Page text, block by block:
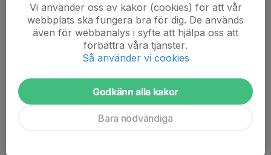
V6 15
V7 63
V8 15
V9 52
V11 45
V12 91
V13 04
Vi använder oss av kakor (cookies) för att vår
webbplats ska fungera bra för dig. De används
även för webbanalys i syfte att hjälpa oss att
förbättra våra tjänster.
Så använder vi cookies
Godkänn alla kakor
Bara nödvändiga